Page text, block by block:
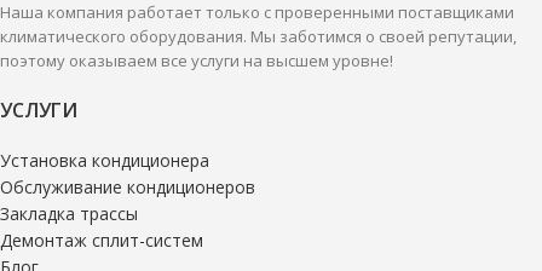
и средних помещений.
и средних помещений.
Наша компания работает только с проверенными поставщиками
климатического оборудования. Мы заботимся о своей репутации,
поэтому оказываем все услуги на высшем уровне!
УСЛУГИ
Установка кондиционера
Обслуживание кондиционеров
Закладка трассы
Демонтаж сплит-систем